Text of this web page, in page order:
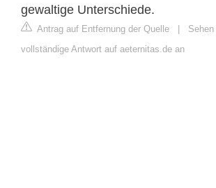
gewaltige Unterschiede.
Antrag auf Entfernung der Quelle |
vollständige Antwort auf aeternitas.de an